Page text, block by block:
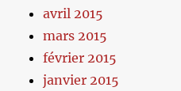
avril 2015
mars 2015
février 2015
janvier 2015